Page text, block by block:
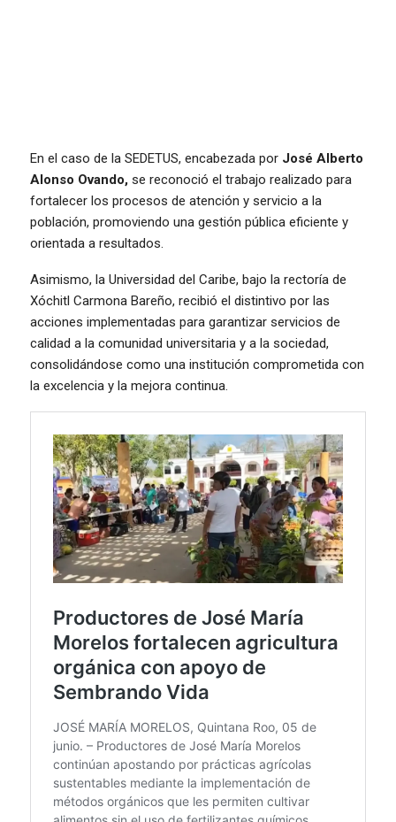
En el caso de la SEDETUS, encabezada por José Alberto
Alonso Ovando, se reconoció el trabajo realizado para
fortalecer los procesos de atención y servicio a la
población, promoviendo una gestión pública eficiente y
orientada a resultados.
Asimismo, la Universidad del Caribe, bajo la rectoría de
Xóchitl Carmona Bareño, recibió el distintivo por las
acciones implementadas para garantizar servicios de
calidad a la comunidad universitaria y a la sociedad,
consolidándose como una institución comprometida con
la excelencia y la mejora continua.